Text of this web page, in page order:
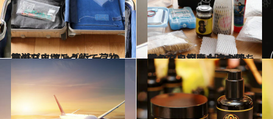
2018.10.18
旅のプロはこうして荷物を減らす スーツケースの簡単パッキング術
旅＆お出かけ 2018.11.1
旅のプロがお土産の持ち帰り方を指南 「欠けた・割れた・溶けた」を回避！
旅＆お出かけ